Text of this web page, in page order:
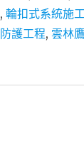
, 輪扣式系統施
防護工程, 雲林